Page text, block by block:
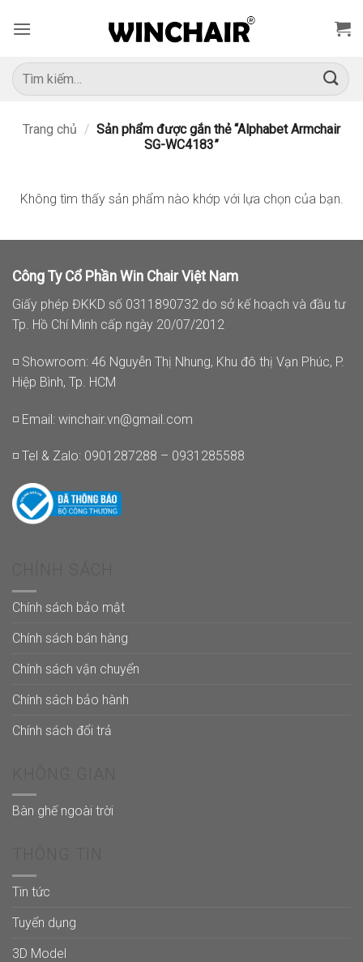
qua
dung
Tìm
kiếm:
Trang chủ / Sản phẩm được gắn thẻ “Alphabet Armchair
SG-WC4183”
Không tìm thấy sản phẩm nào khớp với lựa chọn của bạn.
Công Ty Cổ Phần Win Chair Việt Nam
Giấy phép ĐKKD số 0311890732 do sở kế hoạch và đầu tư
Tp. Hồ Chí Minh cấp ngày 20/07/2012
◽ Showroom: 46 Nguyễn Thị Nhung, Khu đô thị Vạn Phúc, P.
Hiệp Bình, Tp. HCM
◽ Email: winchair.vn@gmail.com
◽ Tel & Zalo: 0901287288 – 0931285588
Chính sách bảo mật
Chính sách bán hàng
Chính sách vận chuyển
Chính sách bảo hành
Chính sách đổi trả
Bàn ghế ngoài trời
Tin tức
Tuyển dụng
3D Model